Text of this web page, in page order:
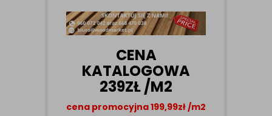
CENA
KATALOGOWA
239ZŁ /M2
cena promocyjna 199,99zł /m2